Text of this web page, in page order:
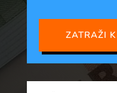
ZATRAŽI